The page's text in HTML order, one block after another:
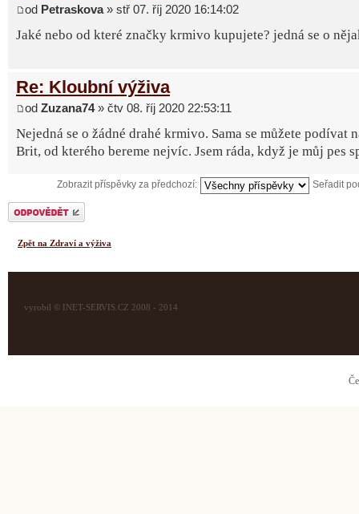
od Petraskova» stř 07. říj 2020 16:14:02
Jaké nebo od které značky krmivo kupujete? jedná se o
Re: Kloubní výživa
od Zuzana74» čtv 08. říj 2020 22:53:11
Nejedná se o žádné drahé krmivo. Sama se můžete podívat
Brit, od kterého bereme nejvíc. Jsem ráda, když je můj pes
Zobrazit příspěvky za předchozí: Seřadit
Odeslat odpověď
Zpět na Zdraví a výživa
vyrobil © INET-SERVIS.CZ 2008 - 2014